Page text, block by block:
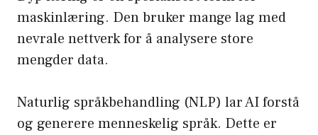
maskinlæring. Den bruker mange lag med
nevrale nettverk for å analysere store
mengder data.
Naturlig språkbehandling (NLP) lar AI forstå
og generere menneskelig språk. Dette er